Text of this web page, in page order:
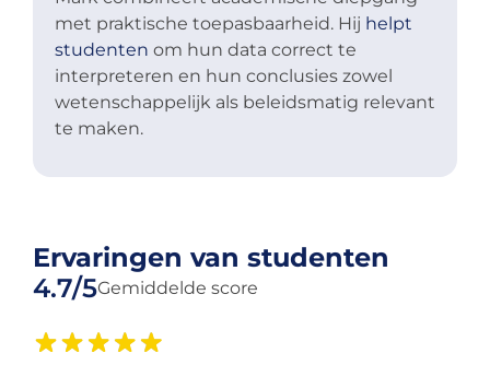
met praktische toepasbaarheid. Hij helpt
studenten om hun data correct te
interpreteren en hun conclusies zowel
wetenschappelijk als beleidsmatig relevant
te maken.
Ervaringen van studenten
4.7/5Gemiddelde score